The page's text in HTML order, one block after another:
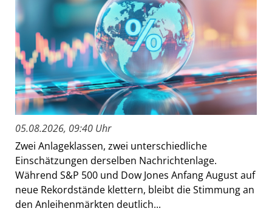
05.08.2026, 09:40 Uhr
Zwei Anlageklassen, zwei unterschiedliche
Einschätzungen derselben Nachrichtenlage.
Während S&P 500 und Dow Jones Anfang August auf
neue Rekordstände klettern, bleibt die Stimmung an
den Anleihenmärkten deutlich...